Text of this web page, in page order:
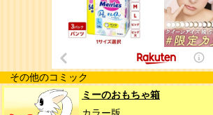
その他のコミック
ミーのおもちゃ箱